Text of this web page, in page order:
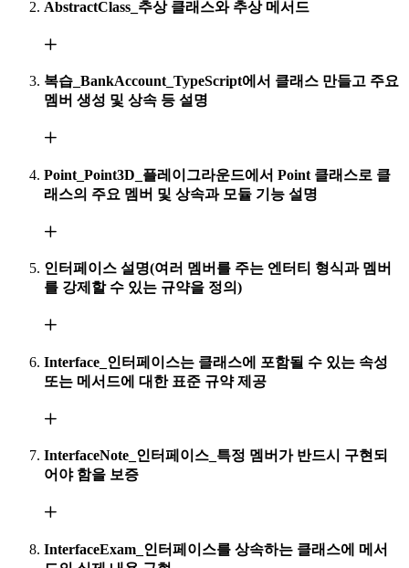
AbstractClass_추상 클래스와 추상 메서드
복습_BankAccount_TypeScript에서 클래스 만들고 주요
멤버 생성 및 상속 등 설명
Point_Point3D_플레이그라운드에서 Point 클래스로 클
래스의 주요 멤버 및 상속과 모듈 기능 설명
인터페이스 설명(여러 멤버를 주는 엔터티 형식과 멤버
를 강제할 수 있는 규약을 정의)
Interface_인터페이스는 클래스에 포함될 수 있는 속성
또는 메서드에 대한 표준 규약 제공
InterfaceNote_인터페이스_특정 멤버가 반드시 구현되
어야 함을 보증
InterfaceExam_인터페이스를 상속하는 클래스에 메서